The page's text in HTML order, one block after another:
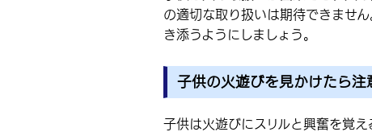
の適切な取り扱いは期待できませ
き添うようにしましょう。
子供の火遊びを見かけたら注
子供は火遊びにスリルと興奮を覚え